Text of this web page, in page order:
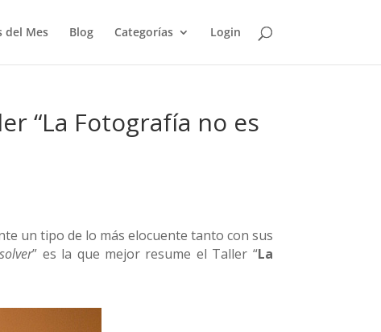
del Mes Blog Categorías Login
“La Fotografía no es
un tipo de lo más elocuente tanto con sus
” es la que mejor resume el Taller “La